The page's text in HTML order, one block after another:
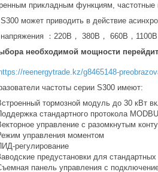
прикладным функциям, частотные
может приводить в действие
：220В， 380В， 660В，
необходимой мощности
https://reenergytrade.kz/g8465148-
частоты серии S300 имеют:
тормозной модуль до 30 кВт
стандартного протокола
управление с разомкнутым
управления моментом
регулирование
предустановки для
панель управления с